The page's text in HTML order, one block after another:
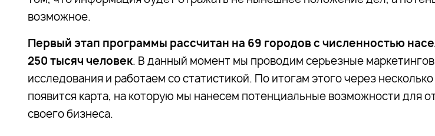
возможное.
Первый этап программы рассчитан на 69 городов с численностью
250 тысяч человек. В данный момент мы проводим серьезные
исследования и работаем со статистикой. По итогам этого через
появится карта, на которую мы нанесем потенциальные возможности для
своего бизнеса.